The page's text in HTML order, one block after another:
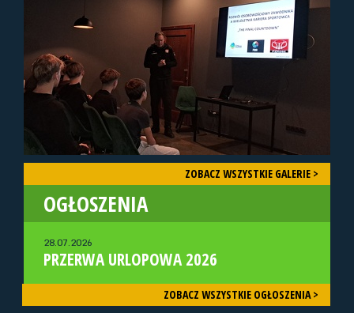
ZOBACZ WSZYSTKIE GALERIE >
OGŁOSZENIA
28.07.2026
PRZERWA URLOPOWA 2026
ZOBACZ WSZYSTKIE OGŁOSZENIA >